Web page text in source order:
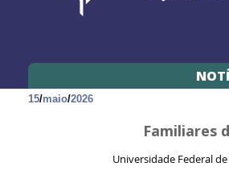
15/maio/2026
Familiares
Universidade Federal